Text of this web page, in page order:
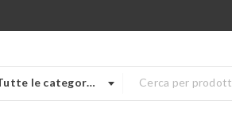
le categorie